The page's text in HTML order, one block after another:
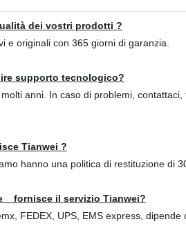
dei vostri prodotti ?
e originali con 365 giorni di garanzia.
supporto tecnologico?
anni. In caso di problemi,
Tianwei ?
hanno una politica di restituzione di
fornisce il servizio Tianwei?
FEDEX, UPS, EMS express,